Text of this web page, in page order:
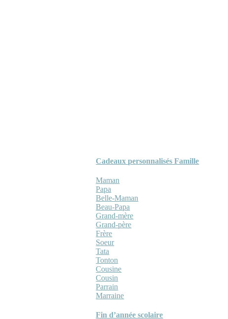
Cadeaux personnalisés Famille
Maman
Papa
Belle-Maman
Beau-Papa
Grand-mère
Grand-père
Frère
Soeur
Tata
Tonton
Cousine
Cousin
Parrain
Marraine
Fin d’année scolaire